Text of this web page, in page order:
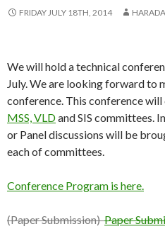
FRIDAY JULY 18TH, 2014 HARADA
We will hold a technical
July. We are looking forward to
conference. This conference
MSS, VLDand SIS committees.
or Panel discussions will be
each of committees.
Conference Program is here.
(Paper Submission)Paper